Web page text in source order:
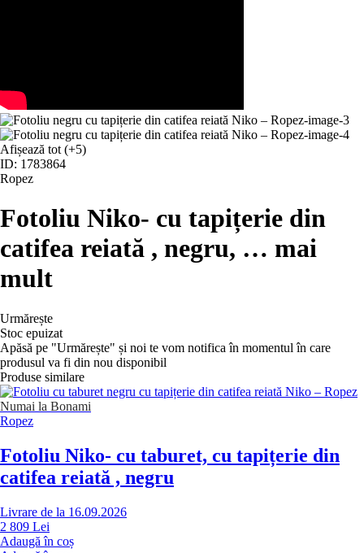
Afișează tot (+5)
ID: 1783864
Ropez
Fotoliu Niko- cu tapițerie din
catifea reiată , negru, … mai
mult
Urmărește
Stoc epuizat
Apăsă pe "Urmărește" și noi te vom notifica în momentul în care
produsul va fi din nou disponibil
Produse similare
Numai la Bonami
Ropez
Fotoliu Niko- cu taburet, cu tapițerie din
catifea reiată , negru
Livrare de la 16.09.2026
2 809 Lei
Adaugă în coș